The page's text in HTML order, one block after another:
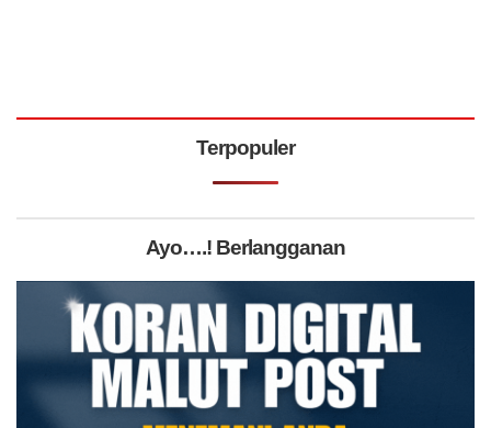
Terpopuler
Ayo….! Berlangganan